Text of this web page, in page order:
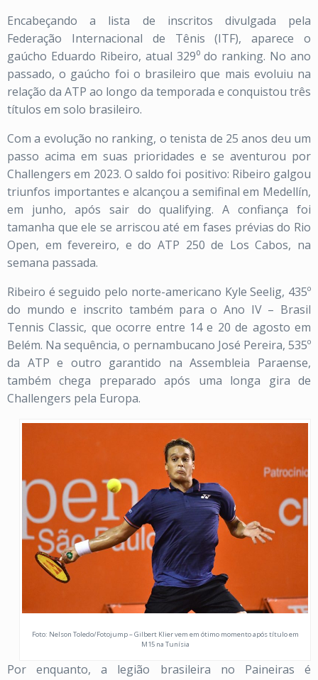
Encabeçando a lista de inscritos divulgada pela
Federação Internacional de Tênis (ITF), aparece o
gaúcho Eduardo Ribeiro, atual 329⁰ do ranking. No ano
passado, o gaúcho foi o brasileiro que mais evoluiu na
relação da ATP ao longo da temporada e conquistou três
títulos em solo brasileiro.
Com a evolução no ranking, o tenista de 25 anos deu um
passo acima em suas prioridades e se aventurou por
Challengers em 2023. O saldo foi positivo: Ribeiro galgou
triunfos importantes e alcançou a semifinal em Medellín,
em junho, após sair do qualifying. A confiança foi
tamanha que ele se arriscou até em fases prévias do Rio
Open, em fevereiro, e do ATP 250 de Los Cabos, na
semana passada.
Ribeiro é seguido pelo norte-americano Kyle Seelig, 435º
do mundo e inscrito também para o Ano IV – Brasil
Tennis Classic, que ocorre entre 14 e 20 de agosto em
Belém. Na sequência, o pernambucano José Pereira, 535º
da ATP e outro garantido na Assembleia Paraense,
também chega preparado após uma longa gira de
Challengers pela Europa.
Foto: Nelson Toledo/Fotojump – Gilbert Klier vem em ótimo momento após título em
M15 na Tunísia
Por enquanto, a legião brasileira no Paineiras é